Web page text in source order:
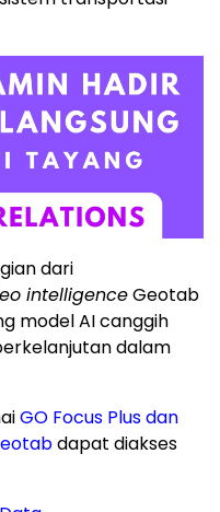
dari
intelligenceGeotab
model AI canggih
dalam
GO Focus Plus dan
dapat diakses